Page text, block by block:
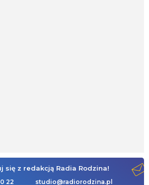
się z redakcją Radia Rodzina!
22 studio@radiorodzina.pl